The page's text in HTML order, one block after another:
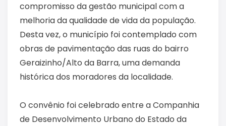
compromisso da gestão municipal com a
melhoria da qualidade de vida da população.
Desta vez, o município foi contemplado com
obras de pavimentação das ruas do bairro
Geraizinho/Alto da Barra, uma demanda
histórica dos moradores da localidade.
O convênio foi celebrado entre a Companhia
de Desenvolvimento Urbano do Estado da